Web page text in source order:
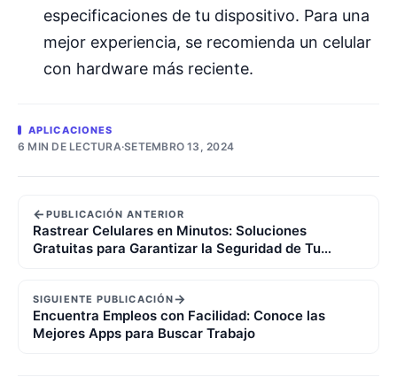
especificaciones de tu dispositivo. Para una
mejor experiencia, se recomienda un celular
con hardware más reciente.
APLICACIONES
6 MIN DE LECTURA·SETEMBRO 13, 2024
←PUBLICACIÓN ANTERIOR
Rastrear Celulares en Minutos: Soluciones
Gratuitas para Garantizar la Seguridad de Tu
SIGUIENTE PUBLICACIÓN→
Encuentra Empleos con Facilidad: Conoce las
Mejores Apps para Buscar Trabajo